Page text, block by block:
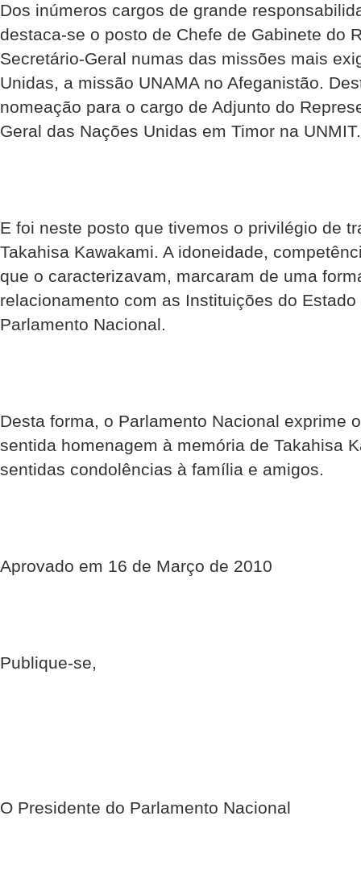
Dos inúmeros cargos de grande
destaca-se o posto de Chefe de Gabinete do
Secretário-Geral numas das missões mais
Unidas, a missão UNAMA no Afeganistão.
nomeação para o cargo de Adjunto do
Geral das Nações Unidas em Timor na UNMIT.
E foi neste posto que tivemos o privilégio de
Takahisa Kawakami. A idoneidade,
que o caracterizavam, marcaram de uma
relacionamento com as Instituições do
Parlamento Nacional.
Desta forma, o Parlamento Nacional exprime
sentida homenagem à memória de Takahisa
sentidas condolências à família e amigos.
Aprovado em 16 de Março de 2010
Publique-se,
O Presidente do Parlamento Nacional